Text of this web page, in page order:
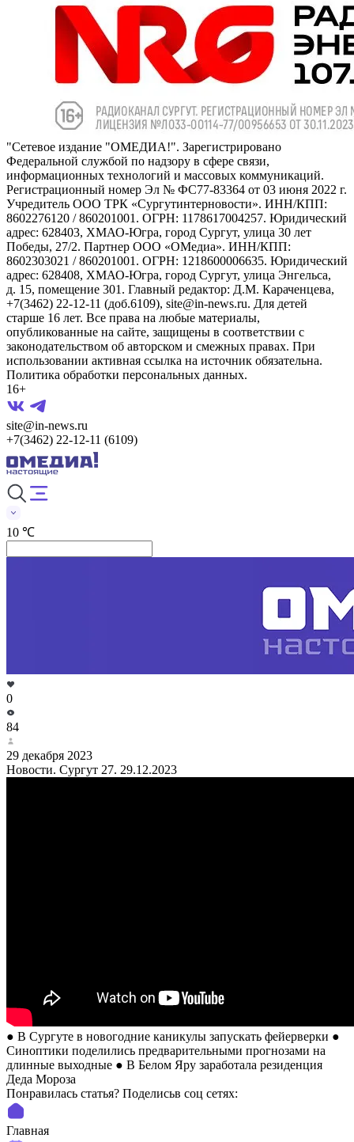
"Сетевое издание "ОМЕДИА!". Зарегистрировано
Федеральной службой по надзору в сфере связи,
информационных технологий и массовых коммуникаций.
Регистрационный номер Эл № ФС77-83364 от 03 июня 2022 г.
Учредитель ООО ТРК «Сургутинтерновости». ИНН/КПП:
8602276120 / 860201001. ОГРН: 1178617004257. Юридический
адрес: 628403, ХМАО-Югра, город Сургут, улица 30 лет
Победы, 27/2. Партнер ООО «ОМедиа». ИНН/КПП:
8602303021 / 860201001. ОГРН: 1218600006635. Юридический
адрес: 628408, ХМАО-Югра, город Сургут, улица Энгельса,
д. 15, помещение 301. Главный редактор: Д.М. Караченцева,
+7(3462) 22-12-11 (доб.6109), site@in-news.ru. Для детей
старше 16 лет. Все права на любые материалы,
опубликованные на сайте, защищены в соответствии с
законодательством об авторском и смежных правах. При
использовании активная ссылка на источник обязательна.
Политика обработки персональных данных.
16+
site@in-news.ru
+7(3462) 22-12-11 (6109)
10 ℃
0
84
29 декабря 2023
Новости. Сургут 27. 29.12.2023
● В Сургуте в новогодние каникулы запускать фейерверки ●
Синоптики поделились предварительными прогнозами на
длинные выходные ● В Белом Яру заработала резиденция
Деда Мороза
Понравилась статья? Поделиcьв соц сетях:
Главная